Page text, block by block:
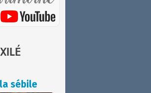
sébile